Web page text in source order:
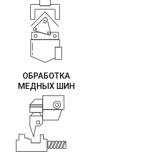
ОБРАБОТКА
МЕДНЫХ ШИН